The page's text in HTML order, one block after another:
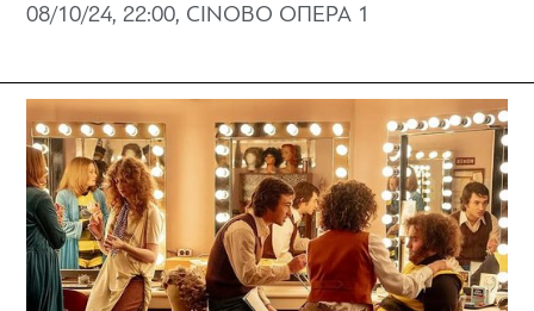
08/10/24, 22:00, CINOBO ΟΠΕΡΑ 1